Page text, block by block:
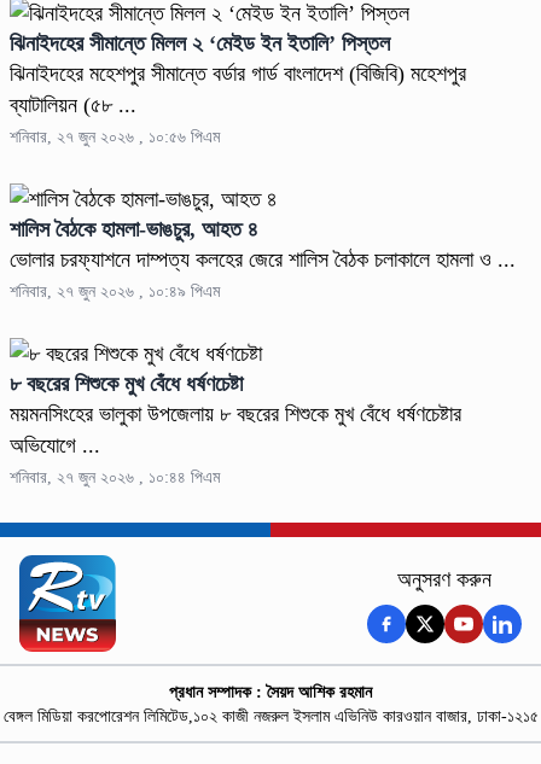
ঝিনাইদহের সীমান্তে মিলল ২ ‘মেইড ইন ইতালি’ পিস্তল
ঝিনাইদহের মহেশপুর সীমান্তে বর্ডার গার্ড বাংলাদেশ (বিজিবি) মহেশপুর
ব্যাটালিয়ন (৫৮ ...
শনিবার, ২৭ জুন ২০২৬ , ১০:৫৬ পিএম
শালিস বৈঠকে হামলা-ভাঙচুর, আহত ৪
ভোলার চরফ্যাশনে দাম্পত্য কলহের জেরে শালিস বৈঠক চলাকালে হামলা ও ...
শনিবার, ২৭ জুন ২০২৬ , ১০:৪৯ পিএম
৮ বছরের শিশুকে মুখ বেঁধে ধর্ষণচেষ্টা
ময়মনসিংহের ভালুকা উপজেলায় ৮ বছরের শিশুকে মুখ বেঁধে ধর্ষণচেষ্টার
অভিযোগে ...
শনিবার, ২৭ জুন ২০২৬ , ১০:৪৪ পিএম
অনুসরণ করুন
প্রধান সম্পাদক : সৈয়দ আশিক রহমান
বেঙ্গল মিডিয়া করপোরেশন লিমিটেড,১০২ কাজী নজরুল ইসলাম এভিনিউ কারওয়ান বাজার, ঢাকা-১২১৫